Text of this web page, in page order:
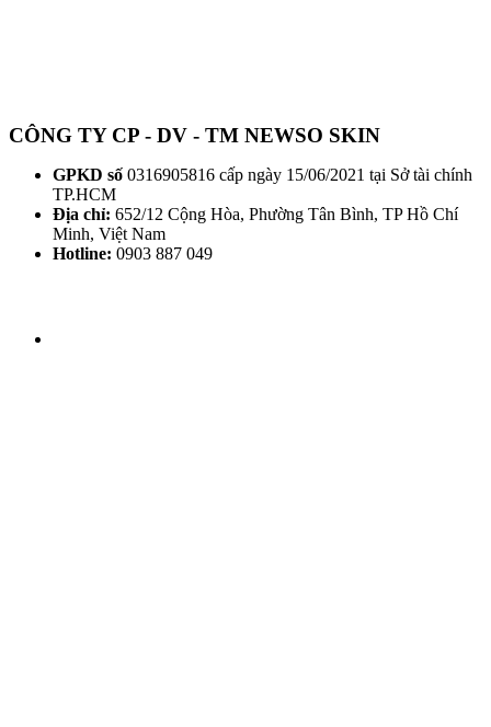
CÔNG TY CP - DV - TM NEWSO SKIN
GPKD số 0316905816 cấp ngày 15/06/2021 tại Sở tài chính
TP.HCM
Địa chỉ: 652/12 Cộng Hòa, Phường Tân Bình, TP Hồ Chí
Minh, Việt Nam
Hotline: 0903 887 049